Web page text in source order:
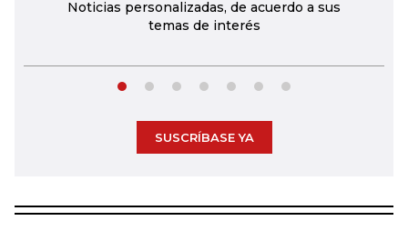
Noticias personalizadas, de acuerdo a sus
temas de interés
SUSCRÍBASE YA